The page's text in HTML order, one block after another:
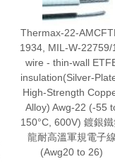
Thermax-22-
1934, MIL-W-22759/
wire - thin-wall
insulation(Silver-
High-Strength
Alloy) Awg-22 (-55
150°C, 600V) 鍍銀
龍耐高溫軍規電子線
(Awg20 to 26)